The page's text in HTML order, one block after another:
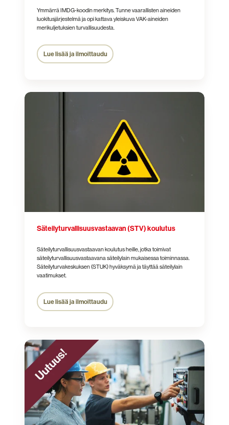
Ymmärrä IMDG-koodin merkitys. Tunne vaarallisten aineiden
luokitusjärjestelmä ja opi kattava yleiskuva VAK-aineiden
merikuljetuksien turvallisuudesta.
Lue lisää ja ilmoittaudu
Säteily­
Säteily­turvallisuus­vastaavan (STV) koulutus
Säteilyturvallisuusvastaavan koulutus heille, jotka toimivat
säteilyturvallisuusvastaavana säteilylain mukaisessa toiminnassa.
Säteilyturvakeskuksen (STUK) hyväksymä ja täyttää säteilylain
vaatimukset.
Lue lisää ja ilmoittaudu
Säteilysuojelun
täydennyskoulutus
käyttö-
kunnossapito­
henkilöstölle